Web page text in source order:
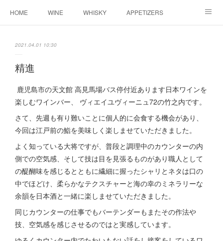
HOME WINE WHISKY APPETIZERS
2021.04.01 10:30
精進
鹿児島市の天文館 高見馬場バス停付近あります日本ワインを
楽しむワインバー、 ヴィエイユヴィーニュ72の竹之内です。
さて、先週も有り難いことに個人的に会食する機会があり、
今回は江戸前の鮨を美味しく楽しませていただきました。
よく知っている大将ですが、普段と調理中のカウンターの内
側での空気感、そして技は目を見張るものがあり職人として
の醍醐味を感じるとともに繊細に握ったシャリとネタは口の
中でほどけ、柔らかなテクスチャーと海の幸のミネラリーな
余韻を日本酒と一緒に楽しませていただきました。
同じカウンターの仕事でもバーテンダーもまたその作法や
技、空気感を感じさせるのではと実感しています。